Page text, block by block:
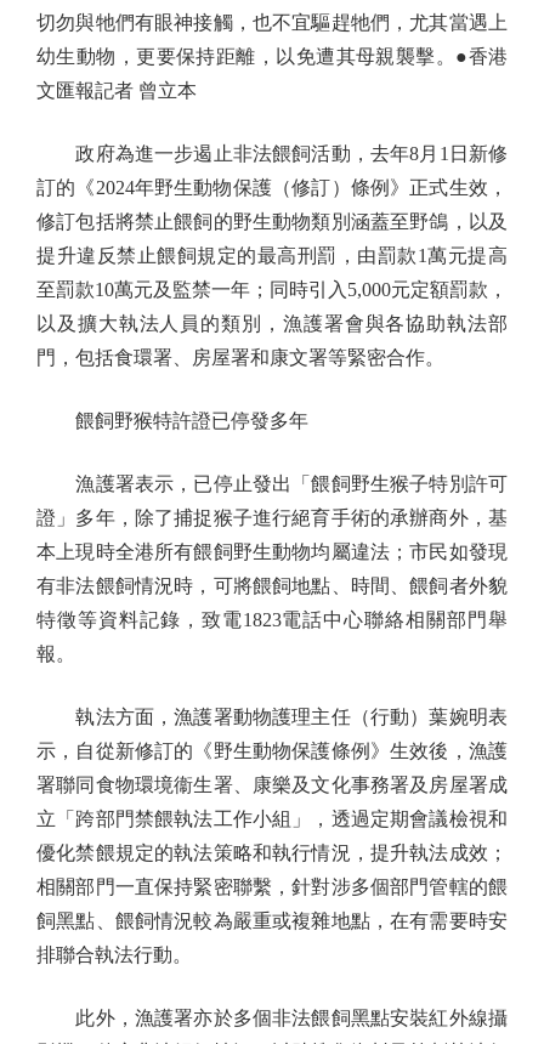
切勿與牠們有眼神接觸，也不宜驅趕牠們，尤其當遇上
幼生動物，更要保持距離，以免遭其母親襲擊。●香港
文匯報記者 曾立本
政府為進一步遏止非法餵飼活動，去年8月1日新修
訂的《2024年野生動物保護（修訂）條例》正式生效，
修訂包括將禁止餵飼的野生動物類別涵蓋至野鴿，以及
提升違反禁止餵飼規定的最高刑罰，由罰款1萬元提高
至罰款10萬元及監禁一年；同時引入5,000元定額罰款，
以及擴大執法人員的類別，漁護署會與各協助執法部
門，包括食環署、房屋署和康文署等緊密合作。
餵飼野猴特許證已停發多年
漁護署表示，已停止發出「餵飼野生猴子特別許可
證」多年，除了捕捉猴子進行絕育手術的承辦商外，基
本上現時全港所有餵飼野生動物均屬違法；市民如發現
有非法餵飼情況時，可將餵飼地點、時間、餵飼者外貌
特徵等資料記錄，致電1823電話中心聯絡相關部門舉
報。
執法方面，漁護署動物護理主任（行動）葉婉明表
示，自從新修訂的《野生動物保護條例》生效後，漁護
署聯同食物環境衞生署、康樂及文化事務署及房屋署成
立「跨部門禁餵執法工作小組」，透過定期會議檢視和
優化禁餵規定的執法策略和執行情況，提升執法成效；
相關部門一直保持緊密聯繫，針對涉多個部門管轄的餵
飼黑點、餵飼情況較為嚴重或複雜地點，在有需要時安
排聯合執法行動。
此外，漁護署亦於多個非法餵飼黑點安裝紅外線攝